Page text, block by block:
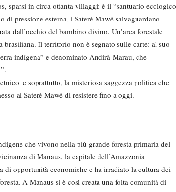
sparsi in circa ottanta villaggi: è il “santuario ecologico
di pressione esterna, i Sateré Mawé salvaguardano
dall’occhio del bambino divino. Un’area forestale
brasiliana. Il territorio non è segnato sulle carte: al suo
indígena” e denominato Andirà-Marau, che
e soprattutto, la misteriosa saggezza politica che
ai Sateré Mawé di resistere fino a oggi.
che vivono nella più grande foresta primaria del
di Manaus, la capitale dell’Amazzonia
opportunità economiche e ha irradiato la cultura dei
A Manaus si è così creata una folta comunità di